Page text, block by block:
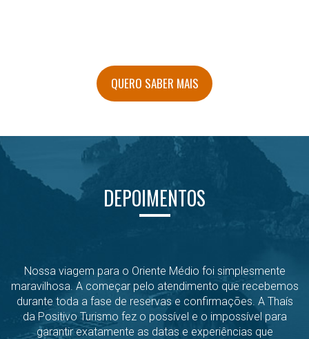
QUERO SABER MAIS
DEPOIMENTOS
Nossa viagem para o Oriente Médio foi simplesmente
maravilhosa. A começar pelo atendimento que recebemos
durante toda a fase de reservas e confirmações. A Thaís
da Positivo Turismo fez o possível e o impossível para
garantir exatamente as datas e experiências que